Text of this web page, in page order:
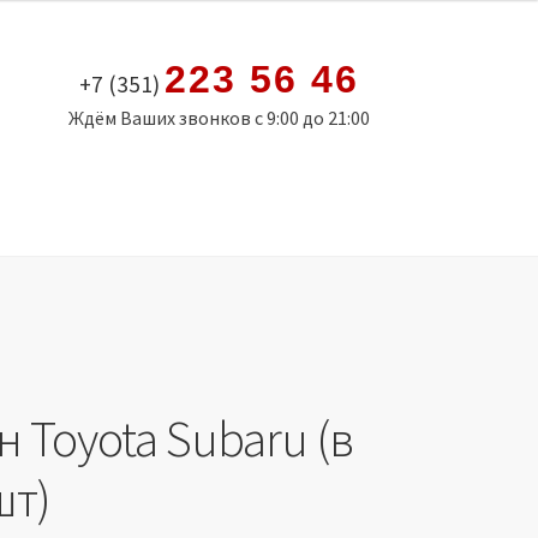
+7 (351) 223 56 46
Ждём Ваших звонков с 9:00 до 21:00
Toyota Subaru (в